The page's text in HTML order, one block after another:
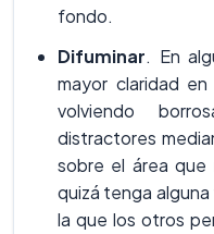
fondo.
Difuminar. En
mayor claridad
volviendo
distractores
sobre el área que
quizá tenga
la que los otros